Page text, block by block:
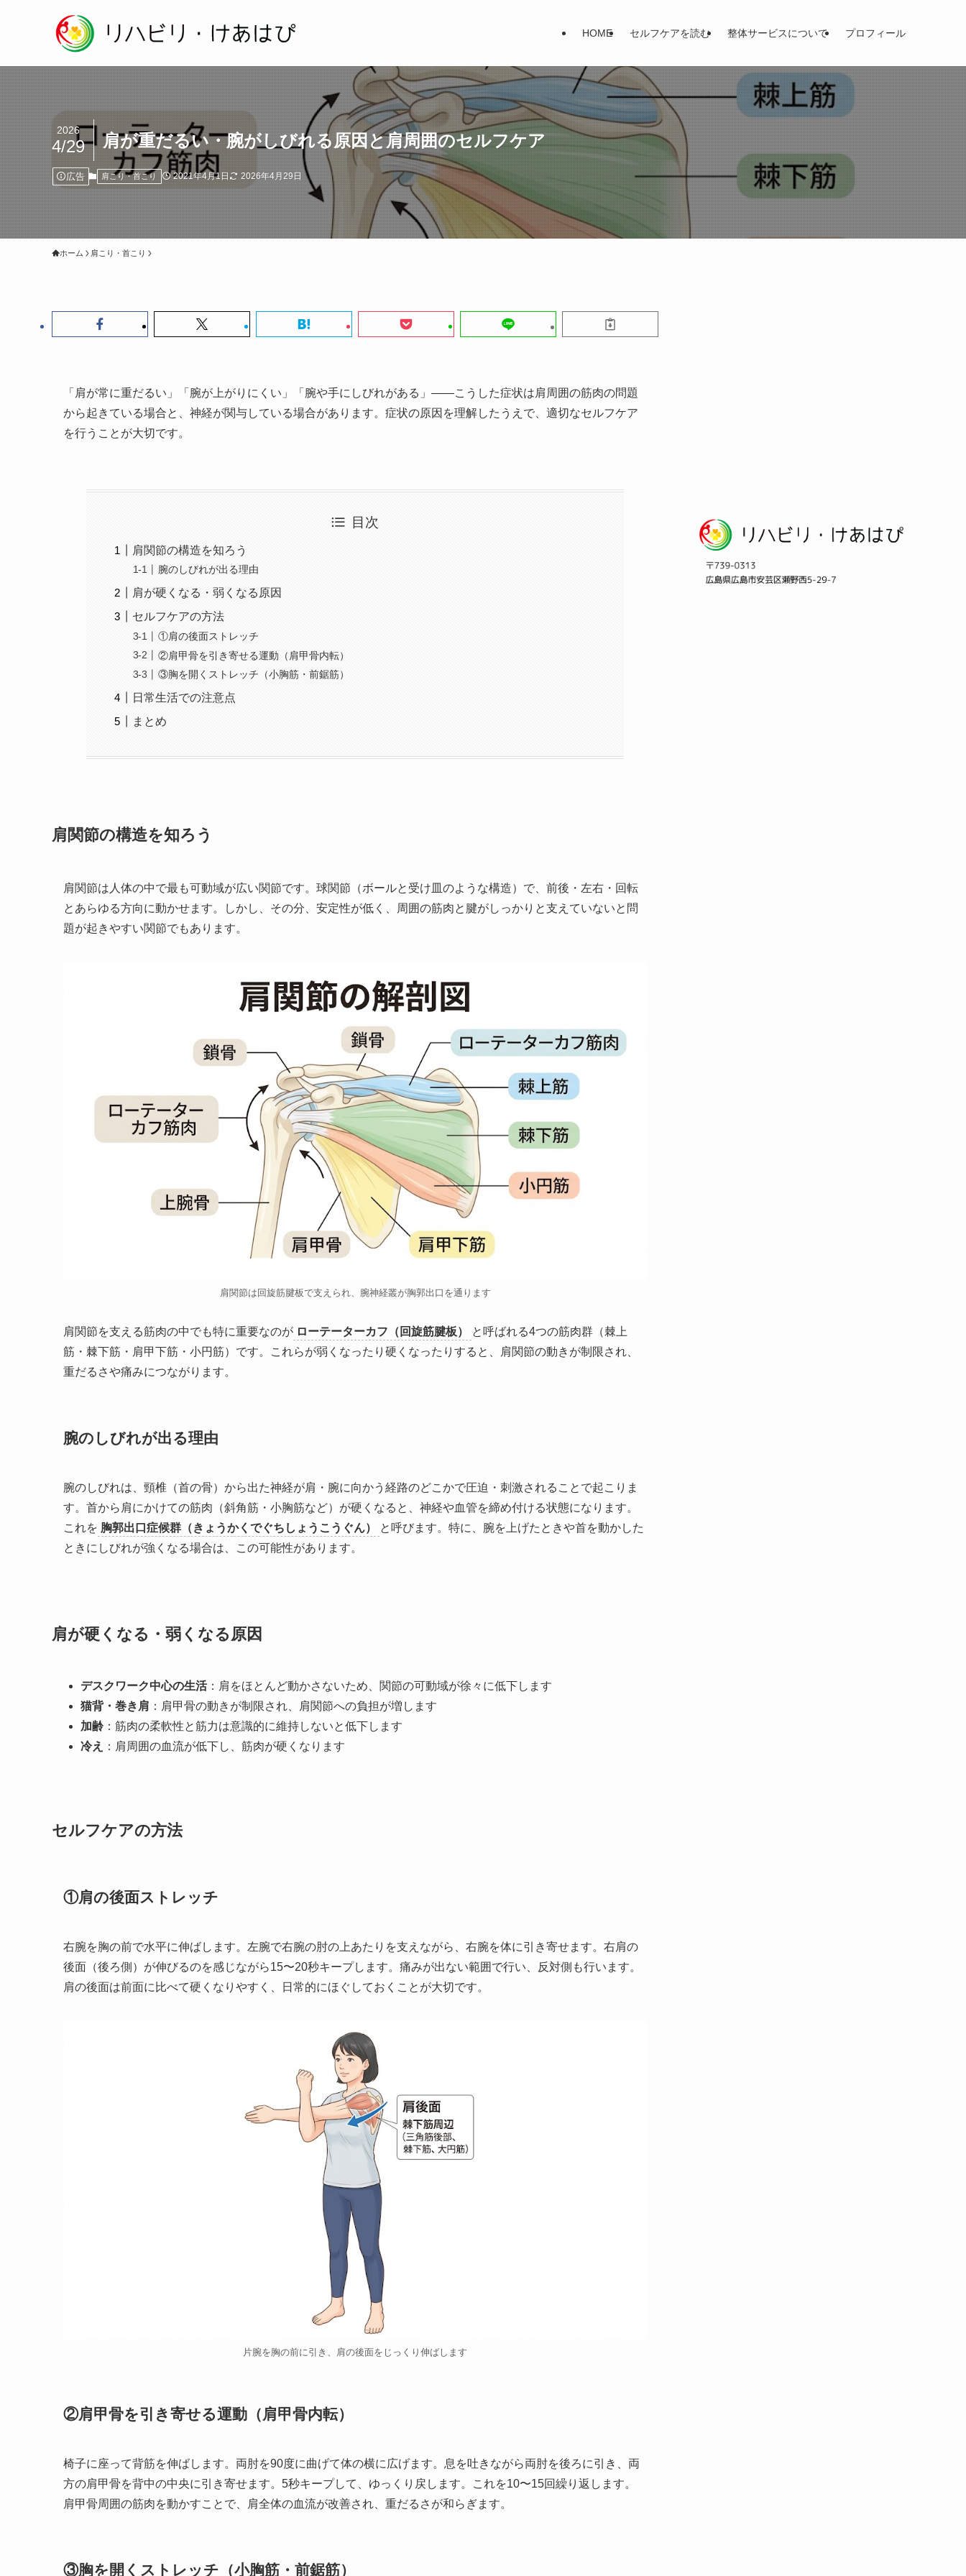
HOME セルフケアを読む 整体サービスについて プロフィール
肩が重だるい・腕がしびれる原因と肩周囲のセルフケア
2026
4/29
広告 肩こり・首こり 2021年4月1日 2026年4月29日
ホーム 肩こり・首こり
「肩が常に重だるい」「腕が上がりにくい」「腕や手にしびれがある」——こうした症状は肩周囲の筋肉の問題
から起きている場合と、神経が関与している場合があります。症状の原因を理解したうえで、適切なセルフケア
を行うことが大切です。
目次
肩関節の構造を知ろう
腕のしびれが出る理由
肩が硬くなる・弱くなる原因
セルフケアの方法
①肩の後面ストレッチ
②肩甲骨を引き寄せる運動（肩甲骨内転）
③胸を開くストレッチ（小胸筋・前鋸筋）
日常生活での注意点
まとめ
肩関節の構造を知ろう
肩関節は人体の中で最も可動域が広い関節です。球関節（ボールと受け皿のような構造）で、前後・左右・回転
とあらゆる方向に動かせます。しかし、その分、安定性が低く、周囲の筋肉と腱がしっかりと支えていないと問
題が起きやすい関節でもあります。
肩関節は回旋筋腱板で支えられ、腕神経叢が胸郭出口を通ります
肩関節を支える筋肉の中でも特に重要なのが ローテーターカフ（回旋筋腱板）
と呼ばれる4つの筋肉群（棘上
筋・棘下筋・肩甲下筋・小円筋）です。これらが弱くなったり硬くなったりすると、肩関節の動きが制限され、
重だるさや痛みにつながります。
腕のしびれが出る理由
腕のしびれは、頸椎（首の骨）から出た神経が肩・腕に向かう経路のどこかで圧迫・刺激されることで起こりま
す。首から肩にかけての筋肉（斜角筋・小胸筋など）が硬くなると、神経や血管を締め付ける状態になります。
これを 胸郭出口症候群（きょうかくでぐちしょうこうぐん）
と呼びます。特に、腕を上げたときや首を動かした
ときにしびれが強くなる場合は、この可能性があります。
肩が硬くなる・弱くなる原因
デスクワーク中心の生活：肩をほとんど動かさないため、関節の可動域が徐々に低下します
猫背・巻き肩 ：肩甲骨の動きが制限され、肩関節への負担が増します
加齢 ：筋肉の柔軟性と筋力は意識的に維持しないと低下します
冷え
：肩周囲の血流が低下し、筋肉が硬くなります
セルフケアの方法
①肩の後面ストレッチ
右腕を胸の前で水平に伸ばします。左腕で右腕の肘の上あたりを支えながら、右腕を体に引き寄せます。右肩の
後面（後ろ側）が伸びるのを感じながら15〜20秒キープします。痛みが出ない範囲で行い、反対側も行います。
肩の後面は前面に比べて硬くなりやすく、日常的にほぐしておくことが大切です。
片腕を胸の前に引き、肩の後面をじっくり伸ばします
②肩甲骨を引き寄せる運動（肩甲骨内転）
椅子に座って背筋を伸ばします。両肘を90度に曲げて体の横に広げます。息を吐きながら両肘を後ろに引き、両
方の肩甲骨を背中の中央に引き寄せます。5秒キープして、ゆっくり戻します。これを10〜15回繰り返します。
肩甲骨周囲の筋肉を動かすことで、肩全体の血流が改善され、重だるさが和らぎます。
③胸を開くストレッチ（小胸筋・前鋸筋）